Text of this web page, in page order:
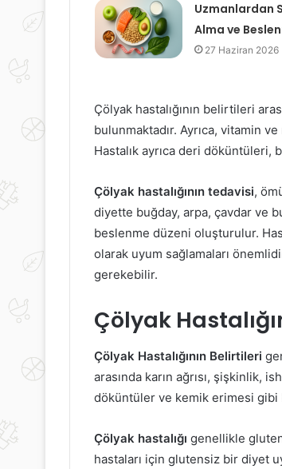
Uzmanlardan
Alma ve
27 Haziran 2026
Çölyak hastalığının belirtileri
bulunmaktadır. Ayrıca, vitamin
Hastalık ayrıca deri döküntüleri,
Çölyak hastalığının tedavisi,
diyette buğday, arpa, çavdar ve
beslenme düzeni oluşturulur.
olarak uyum sağlamaları
gerekebilir.
Çölyak
Çölyak Hastalığının Belirtileri
arasında karın ağrısı, şişkinlik,
döküntüler ve kemik erimesi gibi
Çölyak hastalığı genellikle
hastaları için glutensiz bir diyet